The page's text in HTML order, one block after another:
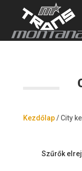
Kezdőlap/ City
Szűrők